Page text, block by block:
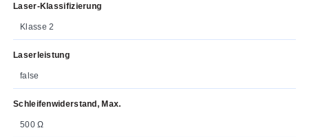
Laser-Klassifizierung
Klasse 2
Laserleistung
false
Schleifenwiderstand, Max.
500 Ω